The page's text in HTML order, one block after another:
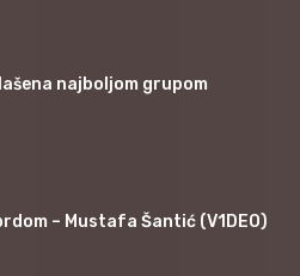
najboljom grupom
– Mustafa Šantić (V1DEO)